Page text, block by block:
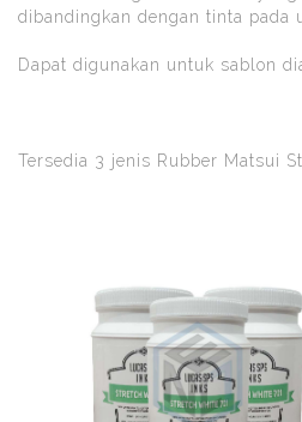
dibandingkan dengan tinta pada
Dapat digunakan untuk sablon
Tersedia 3 jenis Rubber Matsui